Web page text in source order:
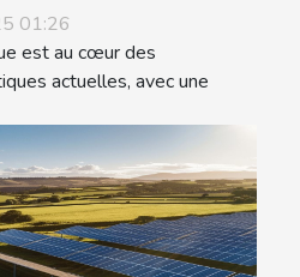
01:26
est au cœur des
actuelles, avec une